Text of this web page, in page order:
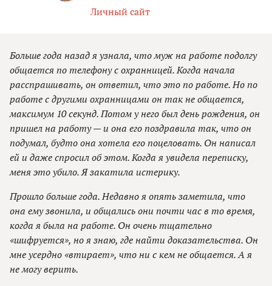
Личный сайт
Больше года назад я узнала, что муж на работе подолгу
общается по телефону с охранницей. Когда начала
расспрашивать, он ответил, что это по работе. Но по
работе с другими охранницами он так не общается,
максимум 10 секунд. Потом у него был день рождения, он
пришел на работу — и она его поздравила так, что он
подумал, будто она хотела его поцеловать. Он написал
ей и даже спросил об этом. Когда я увидела переписку,
меня это убило. Я закатила истерику.
Прошло больше года. Недавно я опять заметила, что
она ему звонила, и общались они почти час в то время,
когда я была на работе. Он очень тщательно
«шифруется», но я знаю, где найти доказательства. Он
мне усердно «втирает», что ни с кем не общается. А я
не могу верить.